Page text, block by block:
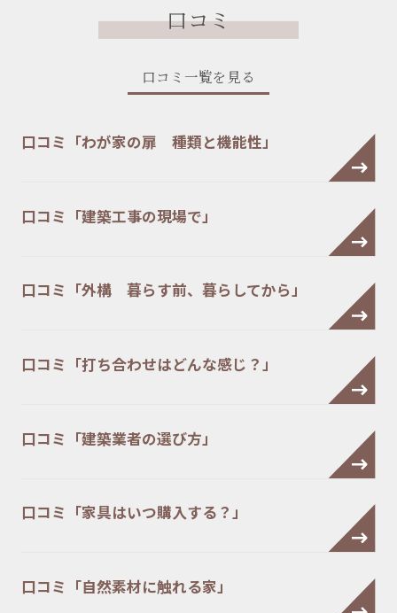
口コミ
口コミ一覧を見る
口コミ「わが家の扉 種類と機能性」
口コミ「建築工事の現場で」
口コミ「外構 暮らす前、暮らしてから」
口コミ「打ち合わせはどんな感じ？」
口コミ「建築業者の選び方」
口コミ「家具はいつ購入する？」
口コミ「自然素材に触れる家」